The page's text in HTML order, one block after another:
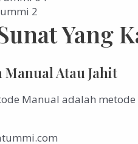
Yang
Atau Jahit
Manual adalah